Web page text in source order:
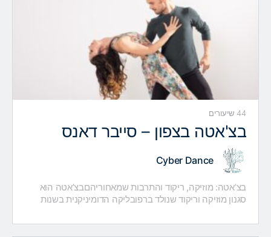
44 שיעורים
בצ'אטה בצפון – סייבר דאנס
Cyber Dance
בצ’אטה: מוזיקה, ריקוד והתרבות שמאחוריהםבצ’אטה הוא
סגנון מוזיקה וריקוד שנולד ברפובליקה הדומיניקנית בשנות
מוזיקה עממית ופשוטה, שהתאפיינה…